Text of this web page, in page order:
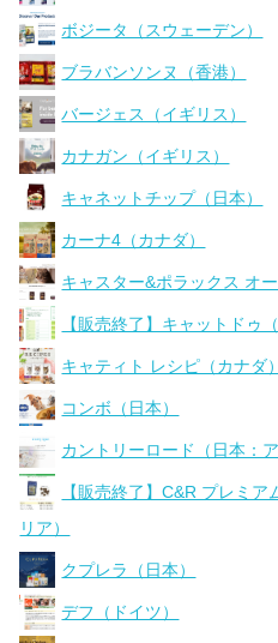
ボジータ（スウェーデン）
ブラバンソンヌ（香港）
バージェス（イギリス）
カナガン（イギリス）
キャネットチップ（日本）
カーナ4（カナダ）
キャスター&ポラックス オ
【販売終了】キャットドゥ（
キャティト レシピ（カナダ）
コンボ（日本）
カントリーロード（日本：ア
【販売終了】C&R プレミ
リア）
クプレラ（日本）
デフ（ドイツ）